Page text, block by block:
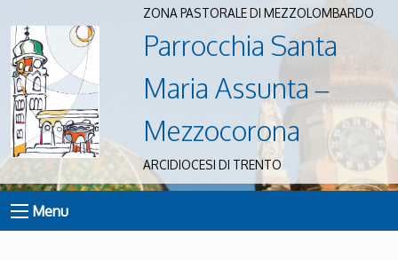
ZONA PASTORALE DI MEZZOLOMBARDO
Parrocchia Santa
Maria Assunta –
Mezzocorona
ARCIDIOCESI DI TRENTO
Menu